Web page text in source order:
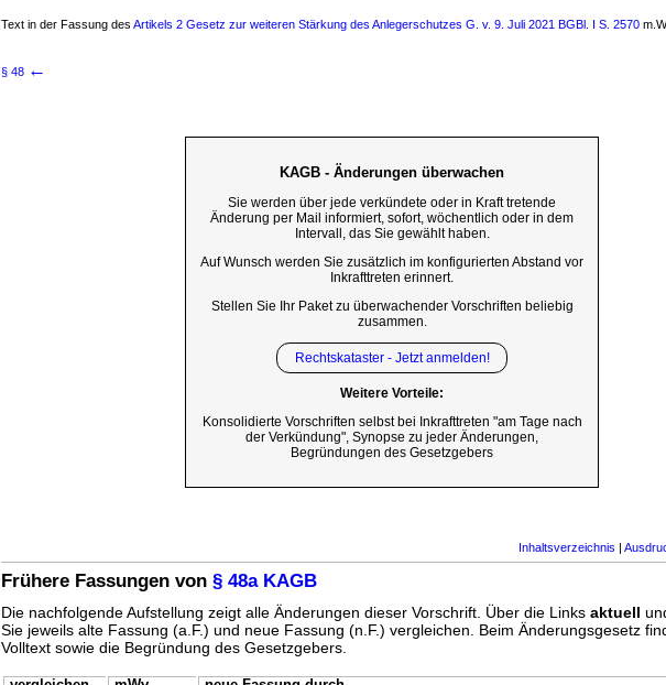
Text in der Fassung des Artikels 2 Gesetz zur weiteren Stärkung des Anlegerschutzes G. v. 9. Juli 2021 BGBl. I S. 2570
§ 48 ←
KAGB - Änderungen überwachen
Sie werden über jede verkündete oder in Kraft tretende
Änderung per Mail informiert, sofort, wöchentlich oder in dem
Intervall, das Sie gewählt haben.
Auf Wunsch werden Sie zusätzlich im konfigurierten Abstand vor
Inkrafttreten erinnert.
Stellen Sie Ihr Paket zu überwachender Vorschriften beliebig
zusammen.
Rechtskataster - Jetzt anmelden!
Weitere Vorteile:
Konsolidierte Vorschriften selbst bei Inkrafttreten "am Tage nach
der Verkündung", Synopse zu jeder Änderungen,
Begründungen des Gesetzgebers
Inhaltsverzeichnis |
Frühere Fassungen von § 48a KAGB
Die nachfolgende Aufstellung zeigt alle Änderungen dieser Vorschrift. Über die Links aktuell
Sie jeweils alte Fassung (a.F.) und neue Fassung (n.F.) vergleichen. Beim Änderungsgesetz
Volltext sowie die Begründung des Gesetzgebers.